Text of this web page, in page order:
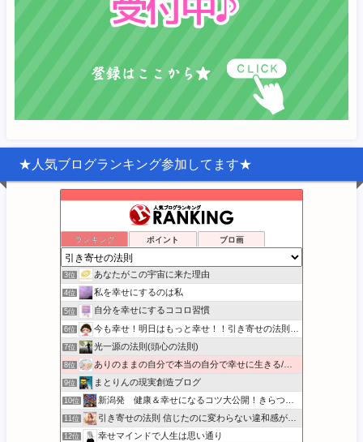
★人気ブログランキング参加してます★
ランキング ポイント ブロ画
宇宙の中心は『わたし』
2位 幸福への羅針盤
3位 あなたがこの宇宙に来た理由
4位 私を幸せにするのは私
5位 自分を幸せにするココロ習慣
6位 今も幸せ！明日はもっと幸せ！！引き寄せの法則実践日記
7位 光一源の法則(頭心の法則)
8位 ありのままの自分で本当の自分で幸せに生きる/本音BLOG
9位 まとりんの現実創造ブログ
10位 新潟発 健康＆幸せになるコツ大公開！きらつや恵
11位 引き寄せの法則 信じたのに変わらない違和感が消える実践ガイド
12位 幸せマインドで人生は思い通り